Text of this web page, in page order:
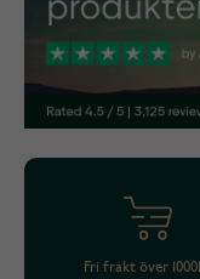
Fri frakt över